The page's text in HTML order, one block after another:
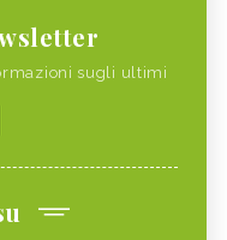
sugli ultimi